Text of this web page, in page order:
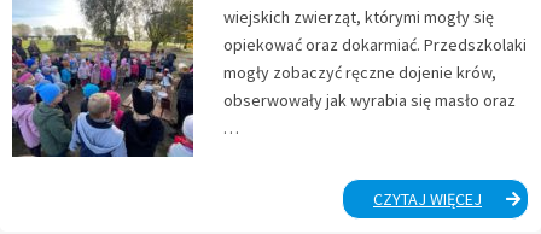
wiejskich zwierząt, którymi mogły się
opiekować oraz dokarmiać. Przedszkolaki
mogły zobaczyć ręczne dojenie krów,
obserwowały jak wyrabia się masło oraz
…
CZYTAJ WIĘCEJ
DO